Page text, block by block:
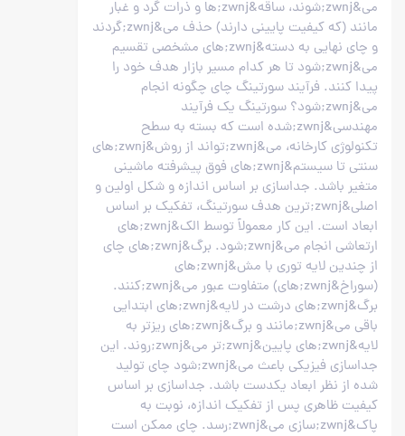
می&zwnj;شوند، ساقه&zwnj;ها و ذرات گرد و غبار
مانند (که کیفیت پایینی دارند) حذف می&zwnj;گردند
و چای نهایی به دسته&zwnj;های مشخصی تقسیم
می&zwnj;شود تا هر کدام مسیر بازار هدف خود را
پیدا کنند. فرآیند سورتینگ چای چگونه انجام
می&zwnj;شود؟ سورتینگ یک فرآیند
مهندسی&zwnj;شده است که بسته به سطح
تکنولوژی کارخانه، می&zwnj;تواند از روش&zwnj;های
سنتی تا سیستم&zwnj;های فوق پیشرفته ماشینی
متغیر باشد. جداسازی بر اساس اندازه و شکل اولین و
اصلی&zwnj;ترین هدف سورتینگ، تفکیک بر اساس
ابعاد است. این کار معمولاً توسط الک&zwnj;های
ارتعاشی انجام می&zwnj;شود. برگ&zwnj;های چای
از چندین لایه توری با مش&zwnj;های
(سوراخ&zwnj;های) متفاوت عبور می&zwnj;کنند.
برگ&zwnj;های درشت در لایه&zwnj;های ابتدایی
باقی می&zwnj;مانند و برگ&zwnj;های ریزتر به
لایه&zwnj;های پایین&zwnj;تر می&zwnj;روند. این
جداسازی فیزیکی باعث می&zwnj;شود چای تولید
شده از نظر ابعاد یکدست باشد. جداسازی بر اساس
کیفیت ظاهری پس از تفکیک اندازه، نوبت به
پاک&zwnj;سازی می&zwnj;رسد. چای ممکن است